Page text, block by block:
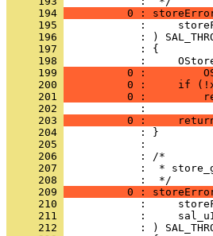
     194
0 :
     195
     196
     197
     198
     199
0 :
     200
0 :     if
     201
0 :
     202
     203
0 :
     204
     205
     206
     207
:  *
     208
     209
0 :
     210
     211
     212